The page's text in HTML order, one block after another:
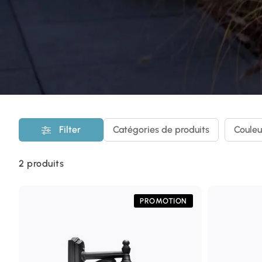
Filter Catégories de produits
2 produits
PROMOTION